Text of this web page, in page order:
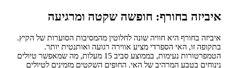
איביזה בחורף: חופשה שקטה ומרגיעה
איביזה בחורף היא חוויה שונה לחלוטין מהמסיבות הסוערות של הקיץ.
בתקופה זו, האי הספרדי מציע אווירה רגועה ואותנטית יותר.
הטמפרטורות נעימות, בממוצע סביב 15 מעלות, מה שמאפשר טיולים
נינוחים בטבע המרהיב של האי. החופים השקטים מזמינים לטיולים